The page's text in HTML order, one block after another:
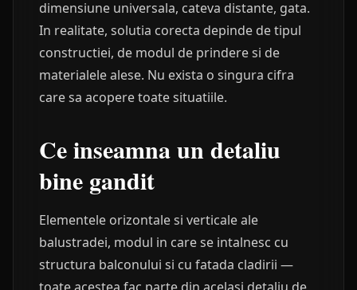
dimensiune universala, cateva distante, gata.
In realitate, solutia corecta depinde de tipul
constructiei, de modul de prindere si de
materialele alese. Nu exista o singura cifra
care sa acopere toate situatiile.
Ce inseamna un detaliu
bine gandit
Elementele orizontale si verticale ale
balustradei, modul in care se intalnesc cu
structura balconului si cu fatada cladirii —